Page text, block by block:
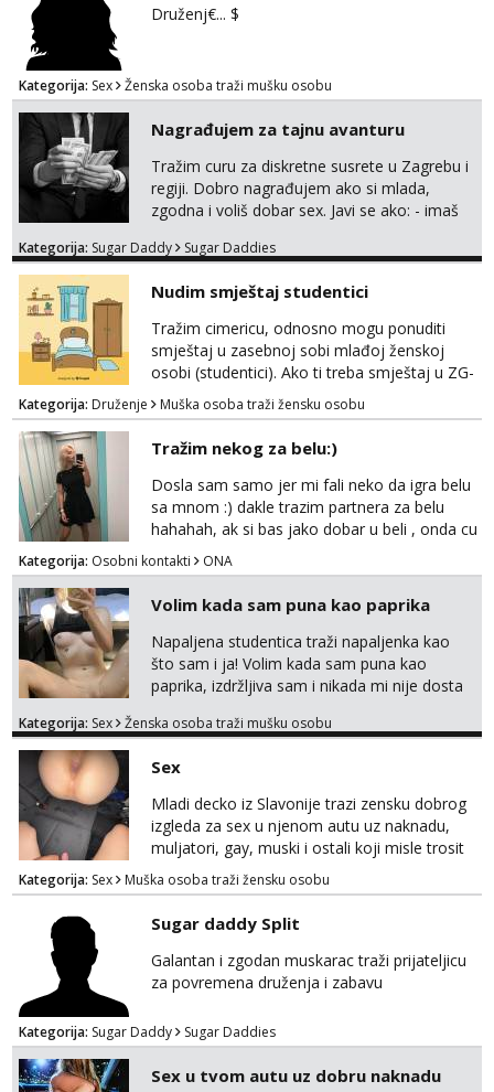
Druženj€... $
Kategorija: Sex Ženska osoba traži mušku osobu
Nagrađujem za tajnu avanturu
Tražim curu za diskretne susrete u Zagrebu i
regiji. Dobro nagrađujem ako si mlada,
zgodna i voliš dobar sex. Javi se ako: - imaš
kosu - se dobro ljubiš - si fleksibilna s
dostupna radnim danom (vikendi i noći su za
obitelj) - vodiš brigu o zdravlju i koristiš
zaštitu Ne javljajte se: - debele - frajeri i
paro...
Kategorija: Sugar Daddy Sugar Daddies
Nudim smještaj studentici
Tražim cimericu, odnosno mogu ponuditi
smještaj u zasebnoj sobi mlađoj ženskoj
osobi (studentici). Ako ti treba smještaj u ZG-
u, a ne želiš plaćati sobu i tako malo uštedjeti,
javi se na mail.
Kategorija: Druženje Muška osoba traži žensku osobu
Tražim nekog za belu:)
Dosla sam samo jer mi fali neko da igra belu
sa mnom :) dakle trazim partnera za belu
hahahah, ak si bas jako dobar u beli , onda cu
razmislit za dalje Klikni na link ispod i nadji me
tamo, cekam te!
Kategorija: Osobni kontakti ONA
Volim kada sam puna kao paprika
Napaljena studentica traži napaljenka kao
što sam i ja! Volim kada sam puna kao
paprika, izdržljiva sam i nikada mi nije dosta
bilo kad i bilo gdje zato se javi što prije da
tamo, cekam te!
Kategorija: Sex Ženska osoba traži mušku osobu
Sex
Mladi decko iz Slavonije trazi zensku dobrog
izgleda za sex u njenom autu uz naknadu,
muljatori, gay, muski i ostali koji misle trosit
vrijeme na pisanje mogu zaobic oglas, ako si
slavonije i zainteresirana da te punim negdje
u mraku u tvom autu javi se na whatsapp
porukom 098 199 1895.
Kategorija: Sex Muška osoba traži žensku osobu
Sugar daddy Split
Galantan i zgodan muskarac traži prijateljicu
za povremena druženja i zabavu
Kategorija: Sugar Daddy Sugar Daddies
Sex u tvom autu uz dobru naknadu